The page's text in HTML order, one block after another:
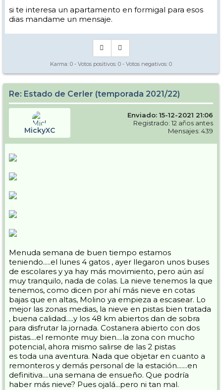
si te interesa un apartamento en formigal para esos
dias mandame un mensaje.
Karma: 0 - Votos positivos: 0 - Votos negativos: 0
Re: Estado de Cerler (temporada 2021/22)
MickyXC
Enviado: 15-12-2021 21:06
Registrado: 12 años antes
Mensajes: 439
Menuda semana de buen tiempo estamos
teniendo.....el lunes 4 gatos , ayer llegaron unos buses
de escolares y ya hay más movimiento, pero aún así
muy tranquilo, nada de colas. La nieve tenemos la que
tenemos, como dicen por ahí más nieve en cotas
bajas que en altas, Molino ya empieza a escasear. Lo
mejor las zonas medias, la nieve en pistas bien tratada
, buena calidad.....y los 48 km abiertos dan de sobra
para disfrutar la jornada. Costanera abierto con dos
pistas....el remonte muy bien....la zona con mucho
potencial, ahora mismo salirse de las 2 pistas
es toda una aventura. Nada que objetar en cuanto a
remonteros y demás personal de la estación.......en
definitiva....una semana de ensueño. Que podría
haber más nieve? Pues ojalá...pero ni tan mal.